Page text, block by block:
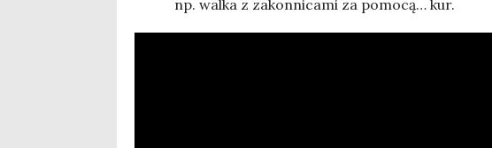
np. wal­ka z zakon­ni­ca­mi za pomo­cą… kur.